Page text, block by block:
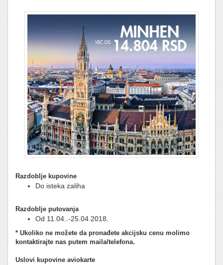
Razdoblje kupovine
Do isteka zaliha
Razdoblje putovanja
Od 11.04..-25.04.2018.
* Ukoliko ne možete da pronađete akcijsku cenu molimo
kontaktirajte nas putem maila/telefona.
Uslovi kupovine aviokarte